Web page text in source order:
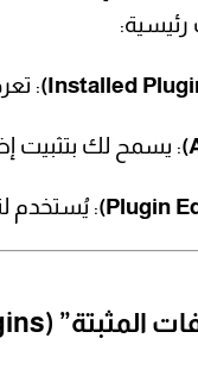
:
: يسمح لك بتثبيت
: يُستخدم